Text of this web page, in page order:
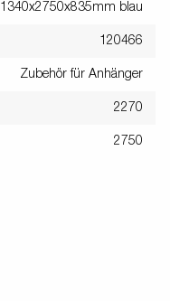
1340x2750x835mm blau
120466
Zubehör für Anhänger
2270
2750